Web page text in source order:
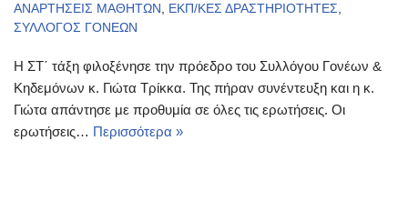
ΑΝΑΡΤΗΣΕΙΣ ΜΑΘΗΤΩΝ
ΕΚΠ/ΚΕΣ ΔΡΑΣΤΗΡΙΟΤΗΤΕΣ
ΣΥΛΛΟΓΟΣ ΓΟΝΕΩΝ
Η ΣΤ΄ τάξη φιλοξένησε την πρόεδρο του Συλλόγου Γονέων &
Κηδεμόνων κ. Γιώτα Τρίκκα. Της πήραν συνέντευξη και η κ.
Γιώτα απάντησε με προθυμία σε όλες τις ερωτήσεις. Οι
ερωτήσεις… Περισσότερα »